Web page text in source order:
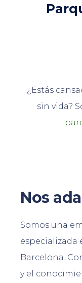
¿Estás
sin vida?
Nos
Somos una
especializada
Barcelona.
y el